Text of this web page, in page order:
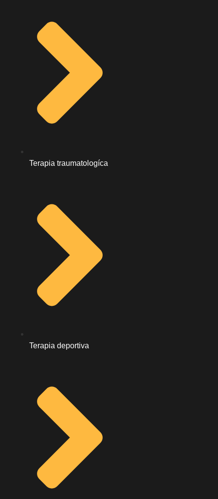
Terapia traumatologíca
Terapia deportiva